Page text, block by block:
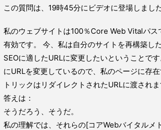
この質問は、19時45分にビデオに登場しまし
私のウェブサイトは100％Core Web Vitalパ
有効です。 今、私は自分のサイトを再構築し
SEOに適したURLに変更したいということで
にURLを変更しているので、私のページに存
トリックはリダイレクトされたURLに渡されま
答えは：
そうだろう、そうだ。
私の理解では、それらの[コアWebバイタル